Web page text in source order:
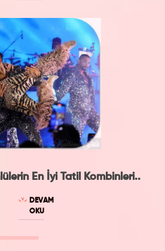
En İyi Tatil Kombinleri..
DEVAM
OKU